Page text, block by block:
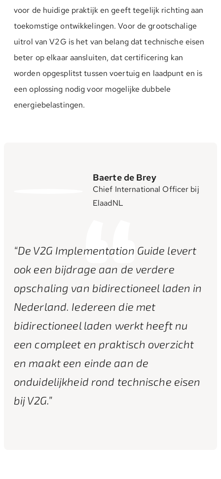
voor de huidige praktijk en geeft tegelijk richting aan
toekomstige ontwikkelingen. Voor de grootschalige
uitrol van V2G is het van belang dat technische eisen
beter op elkaar aansluiten, dat certificering kan
worden opgesplitst tussen voertuig en laadpunt en is
een oplossing nodig voor mogelijke dubbele
energiebelastingen.
Baerte de Brey
Chief International Officer bij
ElaadNL
“De V2G Implementation Guide levert
ook een bijdrage aan de verdere
opschaling van bidirectioneel laden in
Nederland. Iedereen die met
bidirectioneel laden werkt heeft nu
een compleet en praktisch overzicht
en maakt een einde aan de
onduidelijkheid rond technische eisen
bij V2G.”